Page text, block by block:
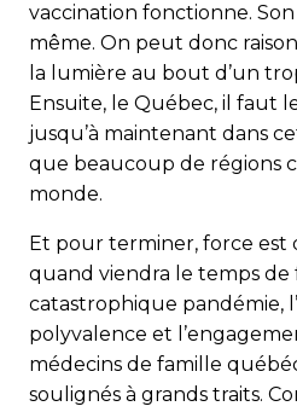
vaccination fonctionne.
même. On peut donc
la lumière au bout d’un
Ensuite, le Québec, il faut
jusqu’à maintenant dans
que beaucoup de régions
monde.
Et pour terminer, force
quand viendra le temps de
catastrophique pandémie,
polyvalence et
médecins de famille
soulignés à grands traits.